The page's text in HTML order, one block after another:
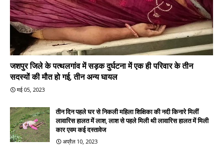
जशपुर जिले के पत्थलगांव में सड़क दुर्घटना में एक ही परिवार के तीन
सदस्यों की मौत हो गई, तीन अन्य घायल
मई 05, 2023
तीन दिन पहले घर से निकली महिला शिक्षिका की नदी किनारे मिलीं
लावारिस हालत में लाश, लाश से पहले मिली थी लावारिस हालत में मिली
कार एवम कई दस्तावेज
अप्रैल 10, 2023